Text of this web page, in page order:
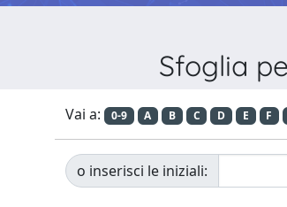
Sfoglia
Vai a: 0-9 A B C D E F
o inserisci le iniziali: